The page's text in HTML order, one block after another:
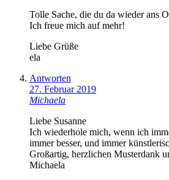
Tolle Sache, die du da wieder ans
Ich freue mich auf mehr!
Liebe Grüße
ela
Antworten
27. Februar 2019
Michaela
Liebe Susanne
Ich wiederhole mich, wenn ich
immer besser, und immer
Großartig, herzlichen Musterdank
Michaela